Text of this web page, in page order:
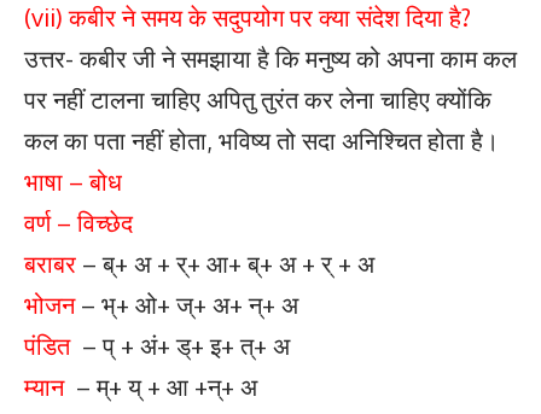
(vii) कबीर ने समय के सदुपयोग पर क्या संदेश दिया है?
उत्तर- कबीर जी ने समझाया है कि मनुष्य को अपना काम कल
पर नहीं टालना चाहिए अपितु तुरंत कर लेना चाहिए क्योंकि
कल का पता नहीं होता, भविष्य तो सदा अनिश्चित होता है।
भाषा – बोध
वर्ण – विच्छेद
बराबर – ब्+ अ + र्+ आ+ ब्+ अ + र् + अ
भोजन– भ्+ ओ+ ज्+ अ+ न्+ अ
पंडित – प् + अं+ ड्+ इ+ त्+ अ
म्यान – म्+ य् + आ +न्+ अ